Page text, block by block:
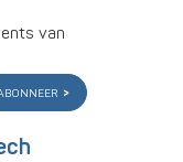
van